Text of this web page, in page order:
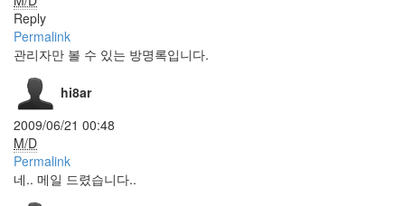
Reply
Permalink
관리자만 볼 수 있는 방명록입니다.
hi8ar
2009/06/21 00:48
M/D
Permalink
네.. 메일 드렸습니다..
Spring
시
Cashback
GnagXP
skit
가
벼
운
블
로